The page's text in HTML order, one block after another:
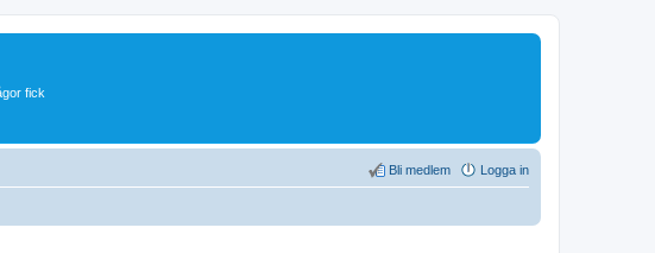
fick
Logga in
Bli medlem